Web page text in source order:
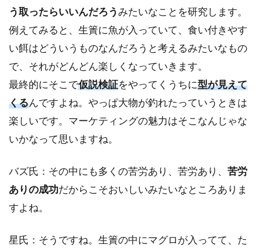
う取ったらいいんだろうみたいなことを研究します。
例えてみると、生簀に魚が入っていて、食い付きやす
い餌はどういうものなんだろうと考えるみたいなもの
で、それがどんどん楽しくなっていきます。
最終的にそこで仮説検証をやってくうちに型が見えて
くるんですよね。やっぱ大物が釣れたっていうときは
楽しいです。マーケティングの魅力はそこなんじゃな
いかなって思いますね。
バズ氏：その中にも多くの苦労あり、苦労あり、 苦労
ありの成功だからこそおいしいみたいなところありま
すよね。
星氏：そうですね。生簀の中にマグロが入ってて、た